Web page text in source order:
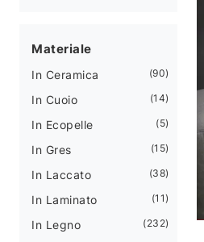
Materiale
In Ceramica 90
In Cuoio 14
In Ecopelle 5
In Gres 15
In Laccato 38
In Laminato 11
In Legno 232